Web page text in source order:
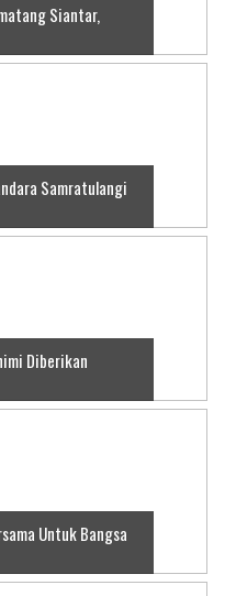
Siantar,
Samratulangi
Diberikan
Untuk Bangsa